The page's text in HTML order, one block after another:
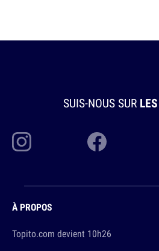
SUIS-NOUS SUR
À PROPOS
Topito.com devient 10h26